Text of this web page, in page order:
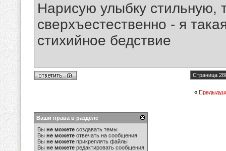
Нарисую улыбку стильную,
сверхъестественно - я
стихийное бедствие
Страница
«
Ваши права в разделе
Вы не можете создавать темы
Вы не можете отвечать на сообщения
Вы не можете прикреплять файлы
Вы не можете редактировать сообщения